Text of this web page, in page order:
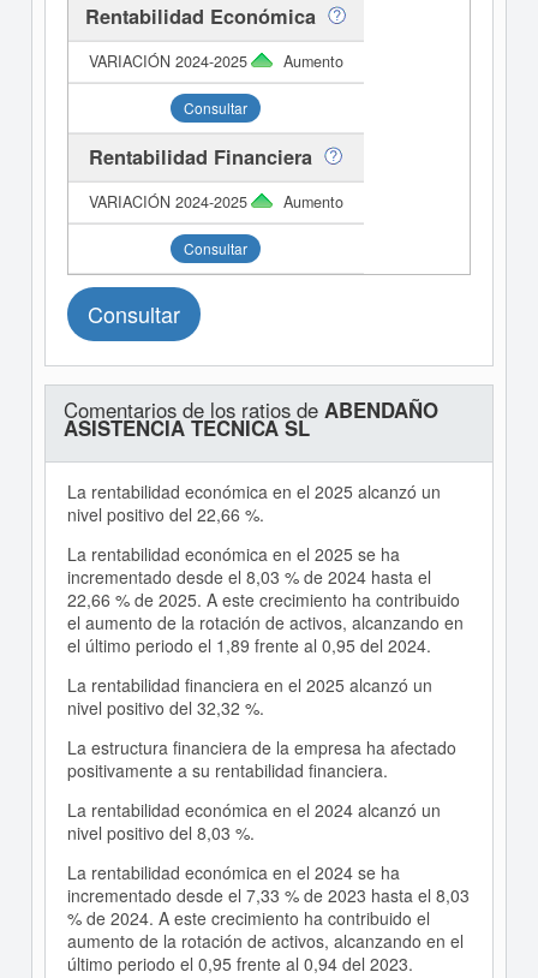
Rentabilidad Económica
Aumento
Consultar
Rentabilidad Financiera
Aumento
Consultar
Consultar
Comentarios de los ratios de ABENDAÑO
ASISTENCIA TECNICA SL
La rentabilidad económica en el 2025 alcanzó un
nivel positivo del 22,66 %.
La rentabilidad económica en el 2025 se ha
incrementado desde el 8,03 % de 2024 hasta el
22,66 % de 2025. A este crecimiento ha contribuido
el aumento de la rotación de activos, alcanzando en
el último periodo el 1,89 frente al 0,95 del 2024.
La rentabilidad financiera en el 2025 alcanzó un
nivel positivo del 32,32 %.
La estructura financiera de la empresa ha afectado
positivamente a su rentabilidad financiera.
La rentabilidad económica en el 2024 alcanzó un
nivel positivo del 8,03 %.
La rentabilidad económica en el 2024 se ha
incrementado desde el 7,33 % de 2023 hasta el 8,03
% de 2024. A este crecimiento ha contribuido el
aumento de la rotación de activos, alcanzando en el
último periodo el 0,95 frente al 0,94 del 2023.